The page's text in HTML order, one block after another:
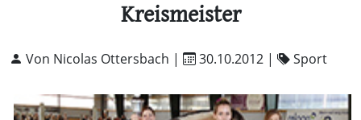
Kreismeister
Von Nicolas Ottersbach | 30.10.2012 | Sport